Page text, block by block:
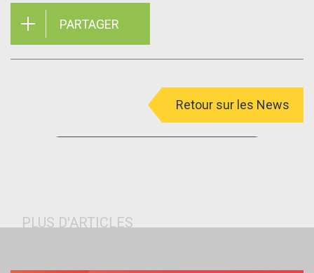
PARTAGER
Retour sur les News
PLUS D'ARTICLES